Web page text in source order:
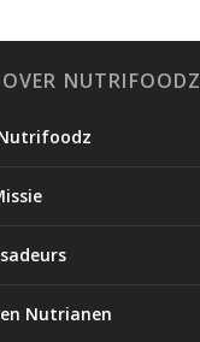
OVER NUTRIFOODZ
Nutrianen